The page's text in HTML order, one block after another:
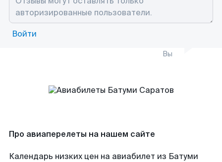
Войти
Вы
Про авиаперелеты на нашем сайте
Календарь низких цен на авиабилет из Батуми